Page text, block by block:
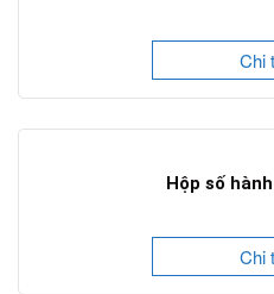
Chi
Hộp số
Chi